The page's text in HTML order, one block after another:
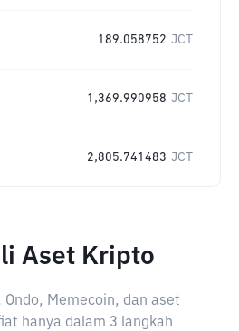
189.058752 JCT
1,369.990958 JCT
2,805.741483 JCT
Aset Kripto
Memecoin, dan aset
hanya dalam 3 langkah